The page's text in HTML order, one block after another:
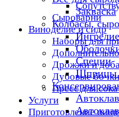
Сыроварни
Виноделие и сидр
Наборы для
Дрожжи и
Дубовые бочки
Пресс для
Услуги
Приготовление
Закваска
Колбасы,
Специи
Шприцы